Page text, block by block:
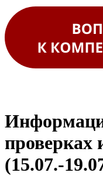
проверках
(15.07.-